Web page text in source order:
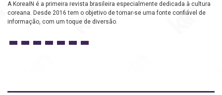
A KoreaIN é a primeira revista brasileira especialmente dedicada à cultura
coreana. Desde 2016 tem o objetivo de tornar-se uma fonte confiável de
informação, com um toque de diversão.